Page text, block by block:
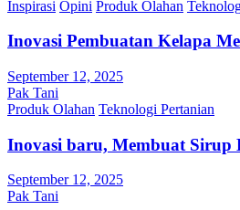
Inspirasi Opini Produk Olahan
Inovasi Pembuatan Kelapa
September 12, 2025
Pak Tani
Produk Olahan Teknologi Pertanian
Inovasi baru, Membuat Sirup
September 12, 2025
Pak Tani